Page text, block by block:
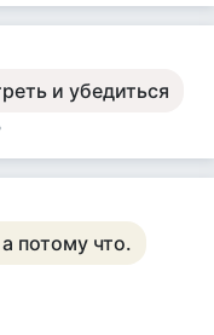
и убедиться
потому что.